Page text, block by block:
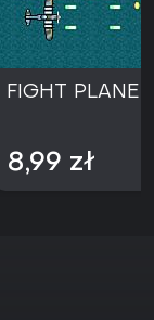
FIGHT PLANE
8,99 zł